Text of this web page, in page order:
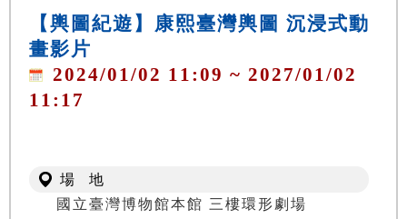
【輿圖紀遊】康熙臺灣輿圖 沉浸式動
畫影片
2024/01/02 11:09 ~ 2027/01/02
11:17
場 地
國立臺灣博物館本館 三樓環形劇場